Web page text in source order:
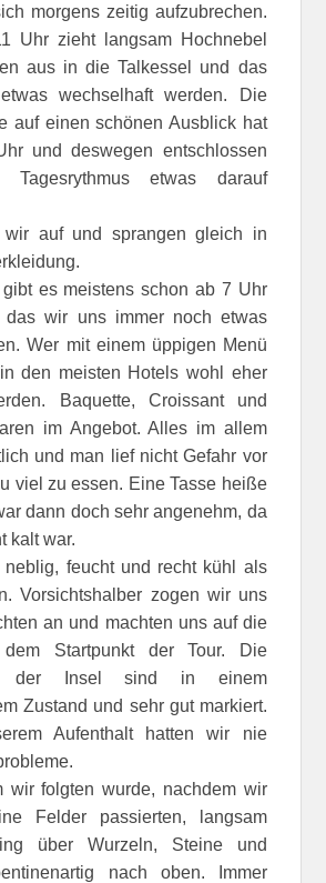
morgens zeitig aufzubrechen.
Uhr zieht langsam Hochnebel
aus in die Talkessel und das
wechselhaft werden. Die
auf einen schönen Ausblick hat
und deswegen entschlossen
Tagesrythmus etwas darauf
wir auf und sprangen gleich in
gibt es meistens schon ab 7 Uhr
das wir uns immer noch etwas
Wer mit einem üppigen Menü
den meisten Hotels wohl eher
Baquette, Croissant und
im Angebot. Alles im allem
und man lief nicht Gefahr vor
viel zu essen. Eine Tasse heiße
dann doch sehr angenehm, da
kalt war.
neblig, feucht und recht kühl als
Vorsichtshalber zogen wir uns
an und machten uns auf die
Startpunkt der Tour. Die
der Insel sind in einem
Zustand und sehr gut markiert.
Aufenthalt hatten wir nie
wir folgten wurde, nachdem wir
Felder passierten, langsam
über Wurzeln, Steine und
nach oben. Immer